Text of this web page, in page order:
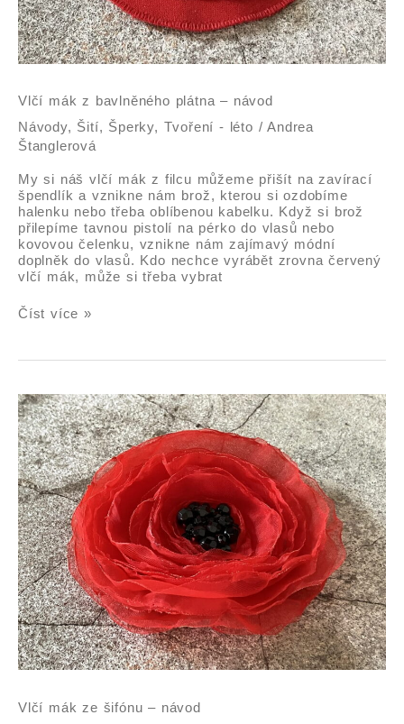
Vlčí mák z bavlněného plátna – návod
Návody, Šití, Šperky, Tvoření - léto /Andrea
Štanglerová
My si náš vlčí mák z filcu můžeme přišít na zavírací
špendlík a vznikne nám brož, kterou si ozdobíme
halenku nebo třeba oblíbenou kabelku. Když si brož
přilepíme tavnou pistolí na pérko do vlasů nebo
kovovou čelenku, vznikne nám zajímavý módní
doplněk do vlasů. Kdo nechce vyrábět zrovna červený
vlčí mák, může si třeba vybrat
Číst více »
Vlčí mák ze šifónu – návod
Vlčí
mák
ze
šifónu
–
návod